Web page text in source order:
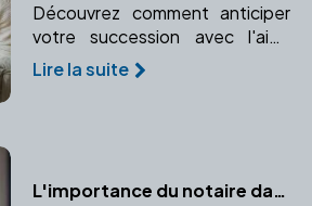
Découvrez comment anticiper
votre succession avec l'aide
d'un notaire. Protégez vos
proches et réduisez les coûts
Lire la suite
L'importance du notaire dans une donation : conseils et sécurité